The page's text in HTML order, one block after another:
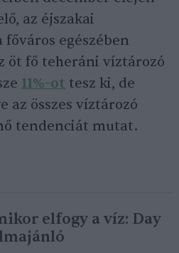
az éjszakai
főváros egészében
öt fő teheráni víztározó
11%-ot tesz ki, de
az összes víztározó
tendenciát mutat.
elfogy a víz: Day